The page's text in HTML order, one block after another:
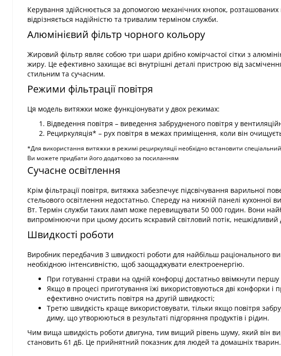
Керування здійснюється за допомогою механічних кнопок,
відрізняється надійністю та тривалим терміном служби.
Алюмінієвий фільтр чорного кольору
Жировий фільтр являє собою три шари дрібно комірчастої сітки з
жиру. Це ефективно захищає всі внутрішні деталі пристрою від
стильним та сучасним.
Режими фільтрації повітря
Ця модель витяжки може функціонувати у двох режимах:
Відведення повітря – виведення забрудненого повітря у
Рециркуляція* – рух повітря в межах приміщення, коли він
*Для використання витяжки в режимі рециркуляції необхідно встановити
Ви можете придбати його додатково за посиланням
Сучасне освітлення
Крім фільтрації повітря, витяжка забезпечує підсвічування варильної
стельового освітлення недостатньо. Спереду на нижній панелі
Вт. Термін служби таких ламп може перевищувати 50 000 годин. Вони
випромінюючи при цьому досить яскравий світловий потік, нешкідливий
Швидкості роботи
Виробник передбачив 3 швидкості роботи для найбільш раціонального
необхідною інтенсивністю, щоб заощаджувати електроенергію.
При готуванні страви на одній конфорці достатньо ввімкнути першу
Якщо в процесі приготування їжі використовуються дві конфорки
ефективно очистить повітря на другій швидкості;
Третю швидкість краще використовувати, тільки якщо повітря
диму, що утворюються в результаті підгоряння продуктів і рідин.
Чим вища швидкість роботи двигуна, тим вищий рівень шуму, який він
становить 61 дБ. Це прийнятний показник для людей та домашніх тварин.